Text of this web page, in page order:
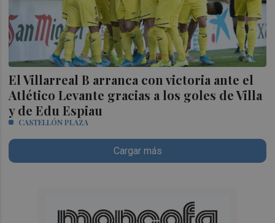
El Villarreal B arranca con victoria ante el
Atlético Levante gracias a los goles de Villa
y de Edu Espiau
CASTELLÓN PLAZA
Cargar más